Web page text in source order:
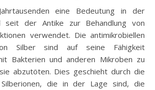
eine Bedeutung in der
seit der Antike zur Behandlung von
verwendet. Die antimikrobiellen
Silber sind auf seine Fähigkeit
Bakterien und anderen Mikroben zu
abzutöten. Dies geschieht durch die
die in der Lage sind, die